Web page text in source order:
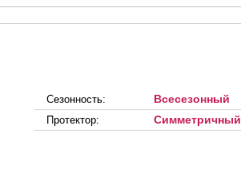
Сезонность: Всесезонный
Протектор: Симметричный